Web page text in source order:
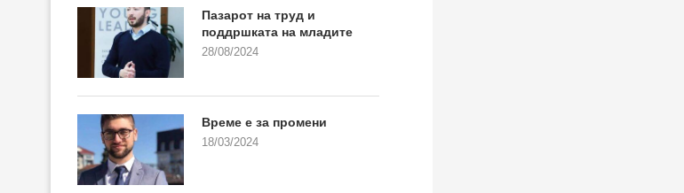
Пазарот на труд и
поддршката на младите
28/08/2024
Време е за промени
18/03/2024